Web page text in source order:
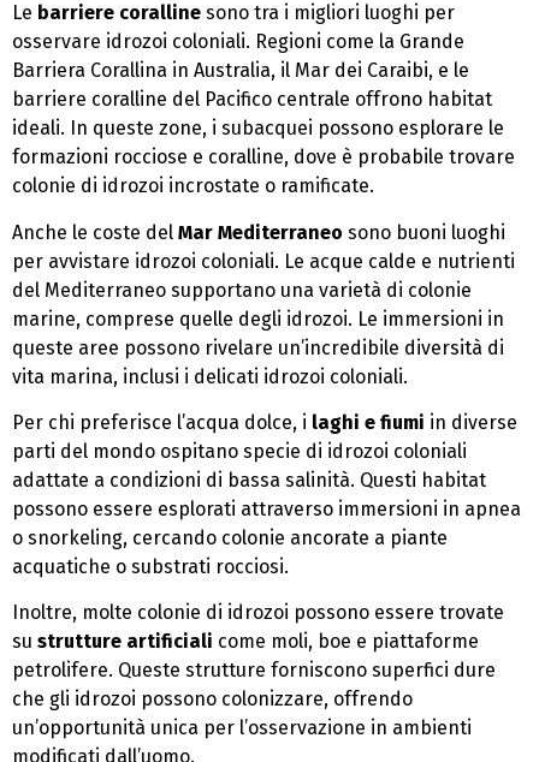
Le barriere coralline sono tra i migliori luoghi per
osservare idrozoi coloniali. Regioni come la Grande
Barriera Corallina in Australia, il Mar dei Caraibi, e le
barriere coralline del Pacifico centrale offrono habitat
ideali. In queste zone, i subacquei possono esplorare le
formazioni rocciose e coralline, dove è probabile trovare
colonie di idrozoi incrostate o ramificate.
Anche le coste del Mar Mediterraneo sono buoni luoghi
per avvistare idrozoi coloniali. Le acque calde e nutrienti
del Mediterraneo supportano una varietà di colonie
marine, comprese quelle degli idrozoi. Le immersioni in
queste aree possono rivelare un’incredibile diversità di
vita marina, inclusi i delicati idrozoi coloniali.
Per chi preferisce l’acqua dolce, i laghi e fiumi in diverse
parti del mondo ospitano specie di idrozoi coloniali
adattate a condizioni di bassa salinità. Questi habitat
possono essere esplorati attraverso immersioni in apnea
o snorkeling, cercando colonie ancorate a piante
acquatiche o substrati rocciosi.
Inoltre, molte colonie di idrozoi possono essere trovate
su strutture artificiali come moli, boe e piattaforme
petrolifere. Queste strutture forniscono superfici dure
che gli idrozoi possono colonizzare, offrendo
un’opportunità unica per l’osservazione in ambienti
modificati dall’uomo.